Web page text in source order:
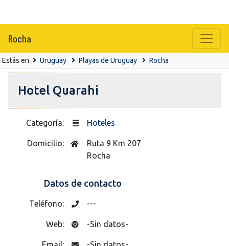
Rocha
Estás en Uruguay Playas de Uruguay Rocha
Hotel Quarahi
Categoría: Hoteles
Domicilio:
Ruta 9 Km 207
Rocha
Datos de contacto
Teléfono: ---
Web: -Sin datos-